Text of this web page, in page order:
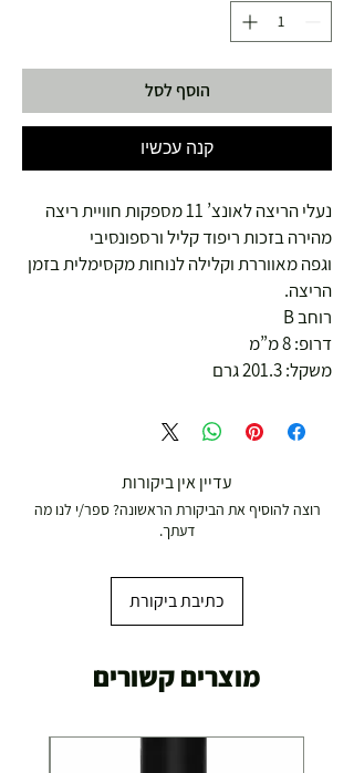
הוסף לסל
קנה עכשיו
נעלי הריצה לאונצ’ 11 מספקות חוויית ריצה
מהירה בזכות ריפוד קליל ורספונסיבי
וגפה מאווררת וקלילה לנוחות מקסימלית בזמן
הריצה.
רוחב B
דרופ: 8 מ”מ
משקל: 201.3 גרם
עדיין אין ביקורות
רוצה להוסיף את הביקורת הראשונה? ספר/י לנו מה
דעתך.
כתיבת ביקורת
מוצרים קשורים